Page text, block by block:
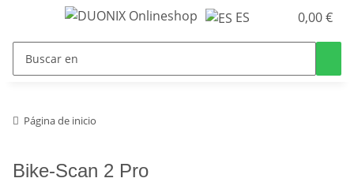
ES 0,00 €
Página de inicio
Bike-Scan 2 Pro